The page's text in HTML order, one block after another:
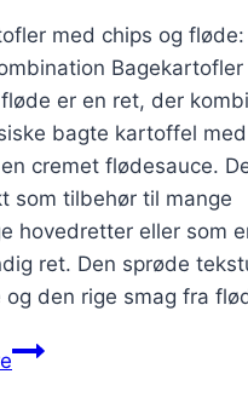
med chips og fløde:
Bagekartofler
er en ret, der
bagte kartoffel
cremet flødesauce.
som tilbehør til mange
hovedretter eller som
ret. Den sprøde
og den rige smag fra
Bagekartofler